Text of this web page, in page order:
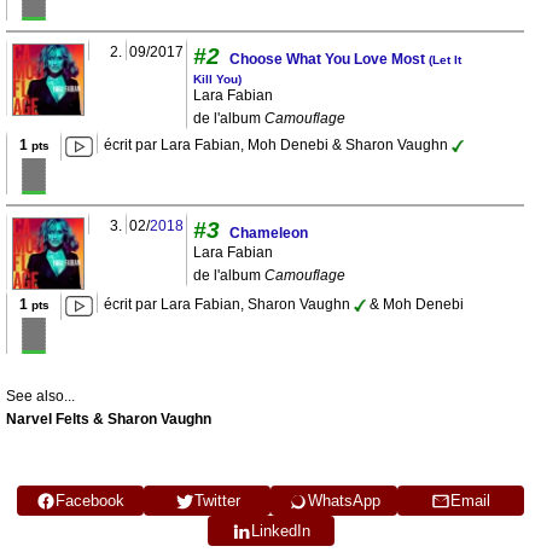
2. 09/2017 #2 Choose What You Love Most (Let It
Kill You)
Lara Fabian
de l'album Camouflage
1 pts écrit par Lara Fabian, Moh Denebi & Sharon Vaughn
3. 02/2018 #3 Chameleon
Lara Fabian
de l'album Camouflage
1 pts écrit par Lara Fabian, Sharon Vaughn & Moh Denebi
See also...
Narvel Felts & Sharon Vaughn
Facebook Twitter WhatsApp
Email
LinkedIn